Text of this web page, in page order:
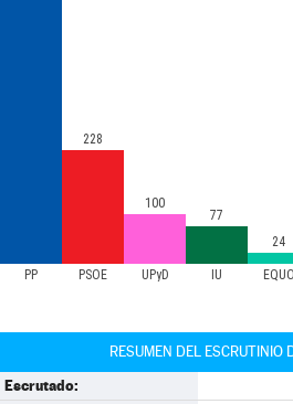
PP PSOE UPyD IU EQUO
228
100
77
24
RESUMEN DEL ESCRUTINIO
Escrutado: